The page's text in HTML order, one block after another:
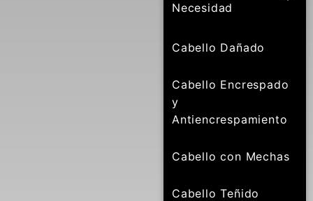
Necesidad
Cabello Dañado
Cabello Encrespado
y
Antiencrespamiento
Cabello con Mechas
Cabello Teñido